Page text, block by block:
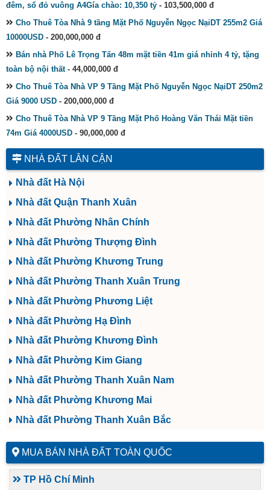
đêm, sổ đỏ vuông A4Gía chào: 10,350 tỷ - 103,500,000 đ
Cho Thuê Tòa Nhà 9 tầng Mặt Phố Nguyễn Ngọc NạiDT 255m2 Giá
10000USD - 200,000,000 đ
Bán nhà Phố Lê Trọng Tấn 48m mặt tiền 41m giá nhỉnh 4 tỷ, tặng
toàn bộ nội thất- 44,000,000 đ
Cho Thuê Tòa Nhà VP 9 Tầng Mặt Phố Nguyễn Ngọc NạiDT 250m2
Giá 9000 USD - 200,000,000 đ
Cho Thuê Tòa Nhà VP 9 Tầng Mặt Phố Hoàng Văn Thái Mặt tiền
74m Giá 4000USD - 90,000,000 đ
NHÀ ĐẤT LÂN CẬN
Nhà đất Hà Nội
Nhà đất Quận Thanh Xuân
Nhà đất Phường Nhân Chính
Nhà đất Phường Thượng Đình
Nhà đất Phường Khương Trung
Nhà đất Phường Thanh Xuân Trung
Nhà đất Phường Phương Liệt
Nhà đất Phường Hạ Đình
Nhà đất Phường Khương Đình
Nhà đất Phường Kim Giang
Nhà đất Phường Thanh Xuân Nam
Nhà đất Phường Khương Mai
Nhà đất Phường Thanh Xuân Bắc
MUA BÁN NHÀ ĐẤT TOÀN QUỐC
TP Hồ Chí Minh